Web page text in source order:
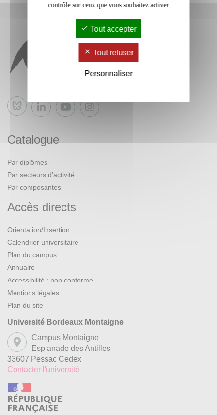
Bluesky
Catalogue
Par diplômes
Par secteurs d’activité
Par composantes
Accès directs
Orientation/Insertion
Calendrier universitaire
Plan du campus
Annuaire
Accessibilité : non conforme
Mentions légales
Plan du site
Université Bordeaux Montaigne
Campus Montaigne
Esplanade des Antilles
33607 Pessac Cedex
Contacter l'université
contrôle sur ceux que vous souhaitez activer
Tout accepter
Tout refuser
Personnaliser